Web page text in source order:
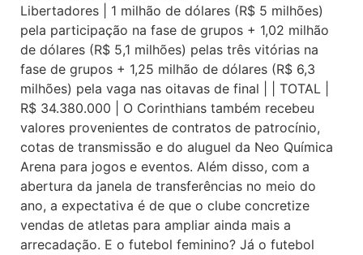
Libertadores | 1 milhão de dólares (R$ 5 milhões)
pela participação na fase de grupos + 1,02 milhão
de dólares (R$ 5,1 milhões) pelas três vitórias na
fase de grupos + 1,25 milhão de dólares (R$ 6,3
milhões) pela vaga nas oitavas de final | | TOTAL |
R$ 34.380.000 | O Corinthians também recebeu
valores provenientes de contratos de patrocínio,
cotas de transmissão e do aluguel da Neo Química
Arena para jogos e eventos. Além disso, com a
abertura da janela de transferências no meio do
ano, a expectativa é de que o clube concretize
vendas de atletas para ampliar ainda mais a
arrecadação. E o futebol feminino? Já o futebol